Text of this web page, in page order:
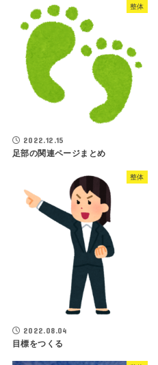
整体
2022.12.15
足部の関連ページまとめ
整体
2022.08.04
目標をつくる